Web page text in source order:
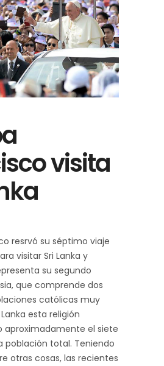
visita
resrvó su séptimo viaje
visitar Sri Lanka y
su segundo
que comprende dos
católicas muy
esta religión
aproximadamente el siete
población total. Teniendo
otras cosas, las recientes